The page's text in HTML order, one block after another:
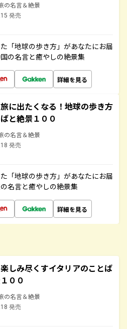
の名言＆絶景
発売
「地球の歩き方」があなたにお届
の名言と癒やしの絶景集
詳細を見る
に出たくなる！地球の歩き方
と絶景１００
の名言＆絶景
発売
「地球の歩き方」があなたにお届
名言と癒やしの絶景集
詳細を見る
しみ尽くすイタリアのことば
００
の名言＆絶景
発売